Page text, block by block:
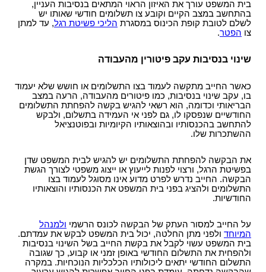
בית המשפט עורך את האיזון הראוי המתאים בנסיבות העניין,
בהתחשב במצב הקיים וקובע צו תשלומים חודשי שאותו יש
לשלם לטובת קופת הכינוס במסגרת הליכי פשיטת רגל, עד למתן
צו הפטר.
שינוי בנסיבות עקב פיטורין מהעבודה
כאשר החייב מתקשה לעמוד בצו התשלומים או חושש שלא יעמוד
בו, עקב שינוי בנסיבות, כמו פיטורים מהעבודה, הרעה במצב
הבריאותי וכדומה, הוא רשאי להגיש בקשה להפחתת התשלומים
החודשיים שנפסקו לו, גם לפני אי העמידה בתשלום, ולבקש
להתחשב בהכנסותיו ובהוצאותיו הקיומיות ובפוטנציאל
ההשתכרות שלו.
את הבקשה להפחתת התשלומים יש להגיש לבית המשפט שדן
בפשיטת הרגל, ורצוי לפנות לייעוץ או ייצוג משפטי לצורך הגשת
הבקשה. החייב נדרש לפרט מדוע אינו מסוגל לעמוד בצו
התשלומים ולהציג בפני בית המשפט את הכנסותיו והוצאותיו
החודשיות.
על החייב למסור העתק של הבקשה לכונס הרשמי ולמנהל
המיוחד ולפני מתן החלטה, יכול בית המשפט לבקש את עמדתם.
בית המשפט עשוי לקבל את בקשת החייב בשל השינוי בנסיבות
ולהפחית את התשלום החודשי באופן זמני או קבוע, כך שגובה
התשלום החודשי יתאים ליכולותיו הכלכליות הנוכחיות. במקרה